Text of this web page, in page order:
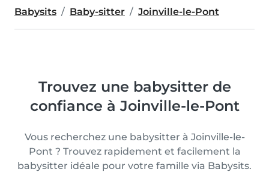
Babysits Baby-sitter Joinville-le-Pont
Trouvez une babysitter de
confiance à Joinville-le-Pont
Vous recherchez une babysitter à Joinville-le-
Pont ? Trouvez rapidement et facilement la
babysitter idéale pour votre famille via Babysits.